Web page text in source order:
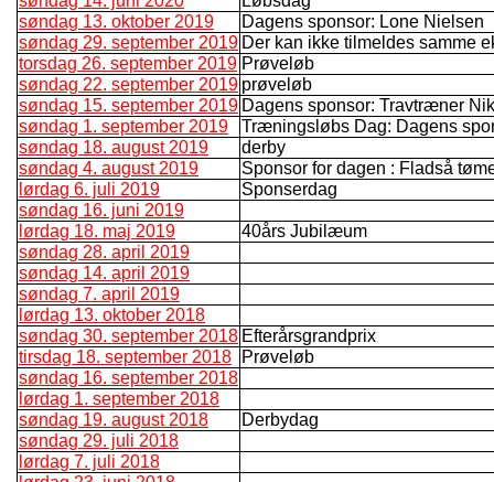
søndag 13. oktober 2019
Dagens sponsor: Lone Nielsen
søndag 29. september 2019 Der kan ikke tilmeldes samme
torsdag 26. september 2019 Prøveløb
søndag 22. september 2019 prøveløb
søndag 15. september 2019 Dagens sponsor: Travtræner
søndag 1. september 2019
Træningsløbs Dag: Dagens
søndag 18. august 2019
derby
søndag 4. august 2019
Sponsor for dagen : Fladså
lørdag 6. juli 2019
Sponserdag
søndag 16. juni 2019
lørdag 18. maj 2019
40års Jubilæum
søndag 28. april 2019
søndag 14. april 2019
søndag 7. april 2019
lørdag 13. oktober 2018
søndag 30. september 2018 Efterårsgrandprix
tirsdag 18. september 2018
Prøveløb
søndag 16. september 2018
lørdag 1. september 2018
søndag 19. august 2018
Derbydag
søndag 29. juli 2018
lørdag 7. juli 2018